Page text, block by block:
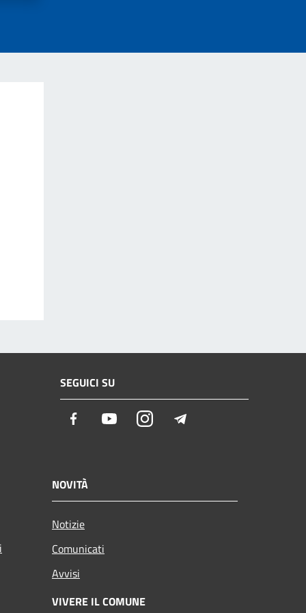
SEGUICI SU
Facebook YoutubeInstagram
NOVITÀ
Notizie
Comunicati
Avvisi
VIVERE IL COMUNE